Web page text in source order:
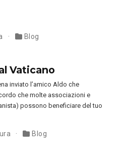
Blog
Vaticano
inviato l’amico Aldo che
che molte associazioni e
possono beneficiare del tuo
Blog